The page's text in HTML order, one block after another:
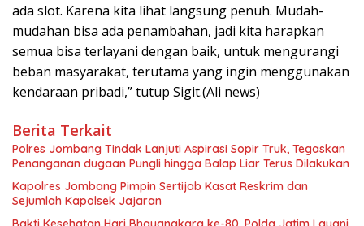
ada slot. Karena kita lihat langsung penuh. Mudah-
mudahan bisa ada penambahan, jadi kita harapkan
semua bisa terlayani dengan baik, untuk mengurangi
beban masyarakat, terutama yang ingin menggunakan
kendaraan pribadi,” tutup Sigit.(Ali news)
Berita Terkait
Polres Jombang Tindak Lanjuti Aspirasi Sopir Truk, Tegaskan
Penanganan dugaan Pungli hingga Balap Liar Terus Dilakukan
Kapolres Jombang Pimpin Sertijab Kasat Reskrim dan
Sejumlah Kapolsek Jajaran